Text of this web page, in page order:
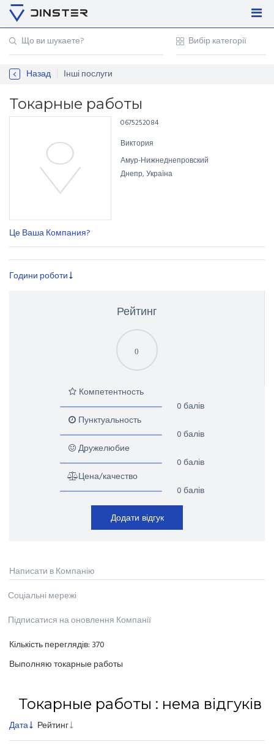
Регістрація
Для підприємців
Назад Інші послуги
Токарные работы
Це Ваша Компания?
0675252084
Виктория
Амур-Нижнеднепровский
Днепр, Україна
Години роботи
Рейтинг
0
Компетентность
0 балів
Пунктуальность
0 балів
Дружелюбие
0 балів
Цена/качество
0 балів
Додати відгук
Написати в Компанію
Соціальні мережі
Підписатися на оновлення Компанії
Кількість переглядів: 370
Выполняю токарные работы
Токарные работы : нема відгуків
Дата Рейтинг